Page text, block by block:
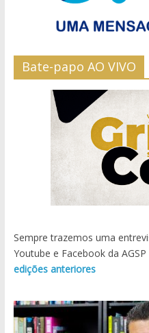
Bate-papo AO VIVO
Sempre trazemos uma
Youtube e Facebook da AGSP
edições anteriores